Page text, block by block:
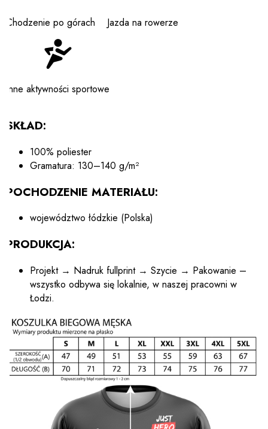
Chodzenie po górach Jazda na rowerze
Inne aktywności sportowe
SKŁAD:
100% poliester
Gramatura: 130–140 g/m²
POCHODZENIE MATERIAŁU:
województwo łódzkie (Polska)
PRODUKCJA:
Projekt → Nadruk fullprint → Szycie → Pakowanie –
wszystko odbywa się lokalnie, w naszej pracowni w
Łodzi.